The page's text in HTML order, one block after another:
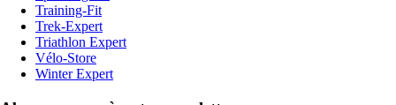
Training-Fit
Trek-Expert
Triathlon Expert
Vélo-Store
Winter Expert